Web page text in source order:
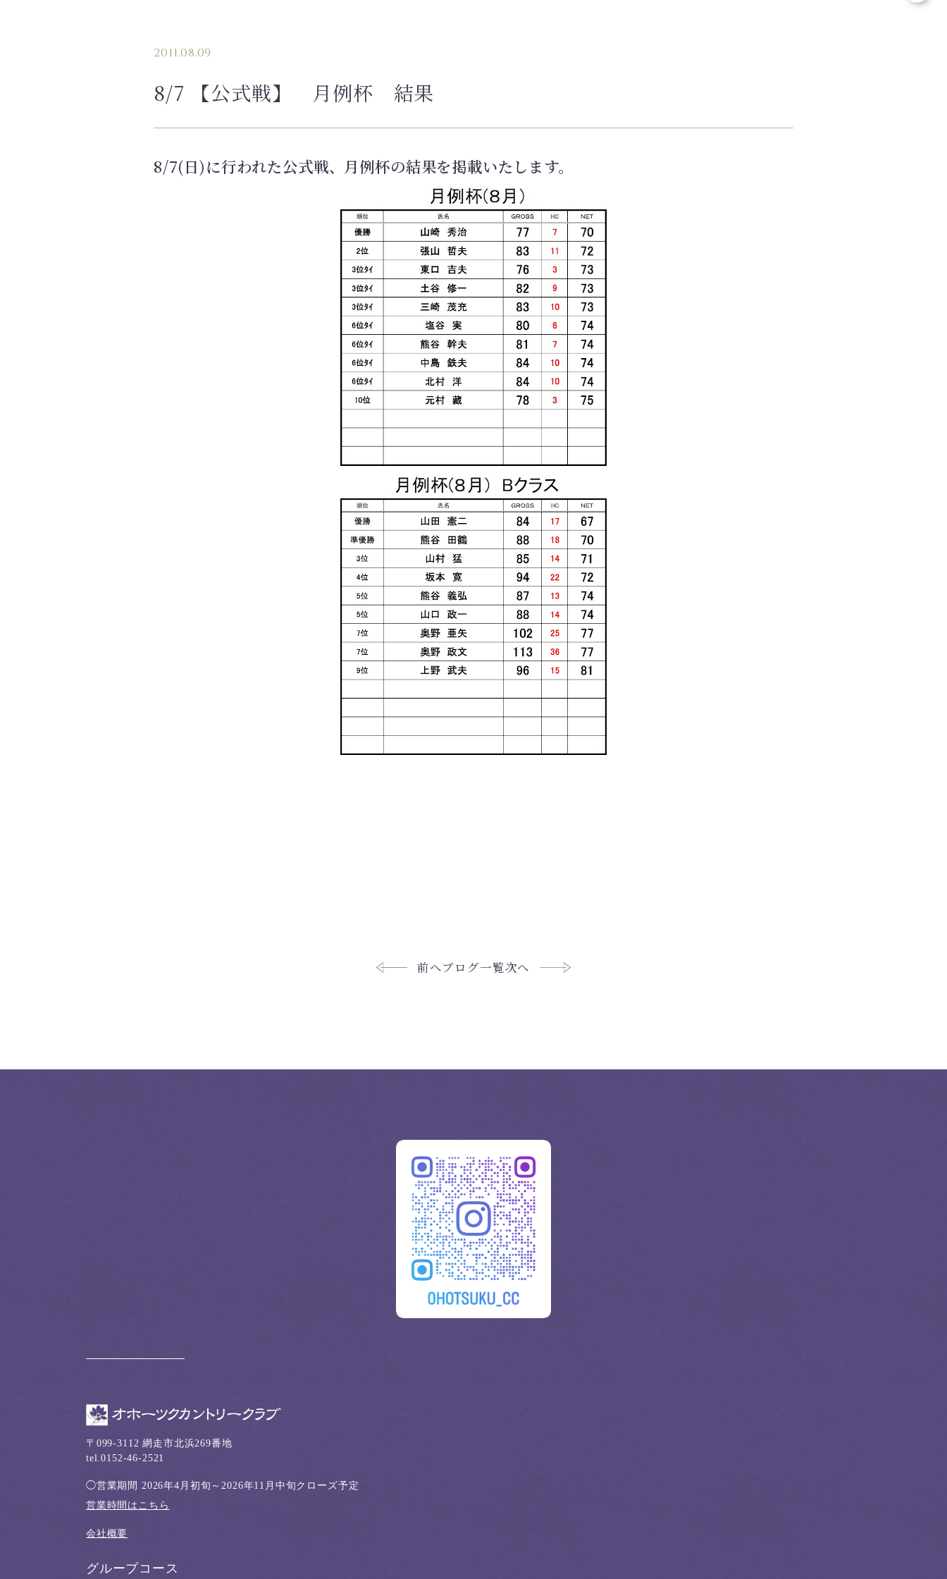
2011.08.09
8/7 【公式戦】 月例杯 結果
8/7(日)に行われた公式戦、月例杯の結果を掲載いたします。
前へブログ一覧次へ
〒099-3112 網走市北浜269番地
tel.0152-46-2521
◯営業期間 2026年4月初旬～2026年11月中旬クローズ予定
営業時間はこちら
会社概要
グループコース